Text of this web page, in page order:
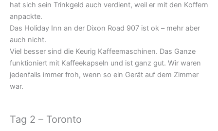
hat sich sein Trinkgeld auch verdient, weil er mit den Koffern
anpackte.
Das Holiday Inn an der Dixon Road 907 ist ok – mehr aber
auch nicht.
Viel besser sind die Keurig Kaffeemaschinen. Das Ganze
funktioniert mit Kaffeekapseln und ist ganz gut. Wir waren
jedenfalls immer froh, wenn so ein Gerät auf dem Zimmer
war.
Tag 2 – Toronto